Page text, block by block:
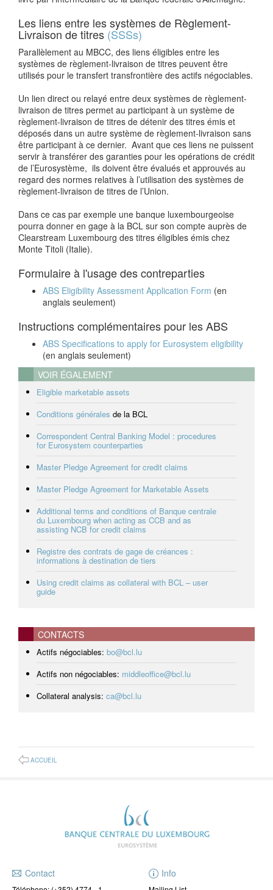
Les liens entre les systèmes de Règlement-
Livraison de titres (SSSs)
Parallèlement au MBCC, des liens éligibles entre les
systèmes de règlement-livraison de titres peuvent être
utilisés pour le transfert transfrontière des actifs négociables.
Un lien direct ou relayé entre deux systèmes de règlement-
livraison de titres permet au participant à un système de
règlement-livraison de titres de détenir des titres émis et
déposés dans un autre système de règlement-livraison sans
être participant à ce dernier. Avant que ces liens ne puissent
servir à transférer des garanties pour les opérations de crédit
de l’Eurosystème, ils doivent être évalués et approuvés au
regard des normes relatives à l’utilisation des systèmes de
règlement-livraison de titres de l’Union.
Dans ce cas par exemple une banque luxembourgeoise
pourra donner en gage à la BCL sur son compte auprès de
Clearstream Luxembourg des titres éligibles émis chez
Monte Titoli (Italie).
Formulaire à l'usage des contreparties
ABS Eligibility Assessment Application Form (en
anglais seulement)
Instructions complémentaires pour les ABS
ABS Specifications to apply for Eurosystem eligibility
(en anglais seulement)
VOIR ÉGALEMENT
Eligible marketable assets
Conditions générales de la BCL
Correspondent Central Banking Model : procedures
for Eurosystem counterparties
Master Pledge Agreement for credit claims
Master Pledge Agreement for Marketable Assets
Additional terms and conditions of Banque centrale
du Luxembourg when acting as CCB and as
assisting NCB for credit claims
Registre des contrats de gage de créances :
informations à destination de tiers
Using credit claims as collateral with BCL – user
guide
CONTACTS
Actifs négociables: bo@bcl.lu
Actifs non négociables: middleoffice@bcl.lu
Collateral analysis: ca@bcl.lu
ACCUEIL
Contact Info